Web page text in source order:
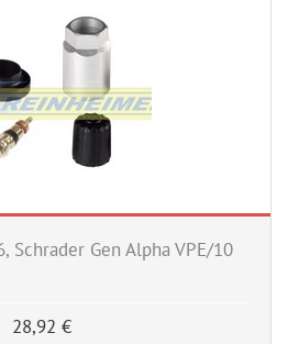
Schrader Gen Alpha VPE/10
28,92 €